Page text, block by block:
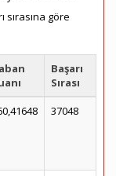
sırasına göre
Başarı
Sırası
37048